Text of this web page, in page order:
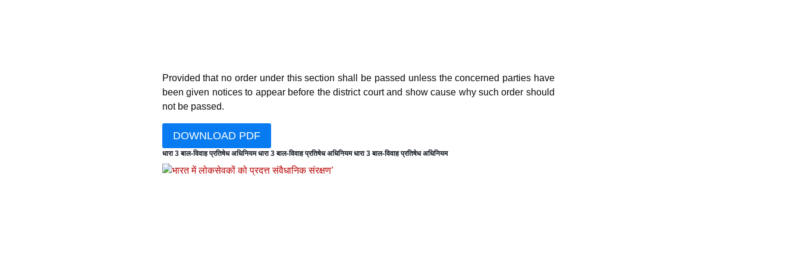
Provided that no order under this section shall be passed unless the concerned parties have
been given notices to appear before the district court and show cause why such order should
not be passed.
DOWNLOAD PDF
धारा 3 बाल-विवाह प्रतिषेध अधिनियम धारा 3 बाल-विवाह प्रतिषेध अधिनियम धारा 3 बाल-विवाह प्रतिषेध अधिनियम